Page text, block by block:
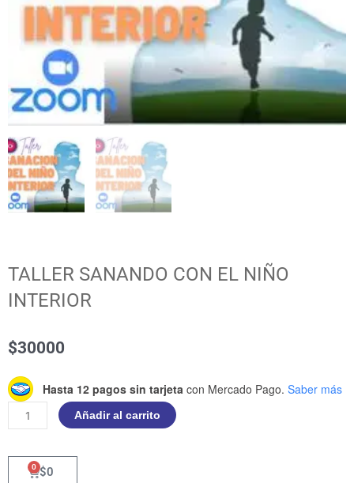
TALLER SANANDO CON EL NIÑO
INTERIOR
$30000
Hasta 12 pagos sin tarjeta con Mercado Pago. Saber más
TALLER
SANANDO
CON
NIÑO
INTERIOR
Añadir al carrito
$0
0
Cart